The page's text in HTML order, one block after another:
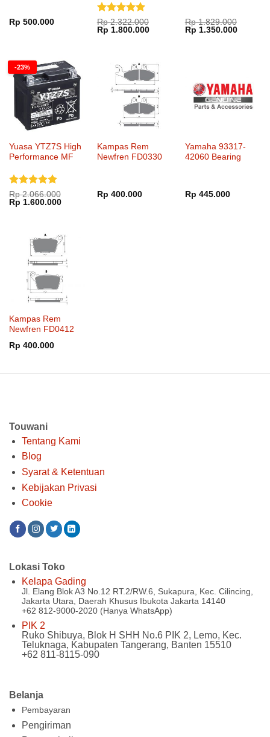
Rp 500.000 Dinilai5
dari 5
Rp2.322.000
Harga
aslinya
Rp 1.800.000Harga
Rp1.829.000
Harga
aslinya
Rp 1.350.000Harga
-23%
Yuasa YTZ7S High
Performance MF
Dinilai5
dari 5
Rp2.066.000
Harga
aslinya
Rp 1.600.000Harga
Rp 1.600.000.
Kampas Rem
Newfren FD0330
Rp 400.000
Yamaha 93317-
42060 Bearing
Rp 445.000
Kampas Rem
Newfren FD0412
Rp 400.000
Touwani
Tentang Kami
Blog
Syarat & Ketentuan
Kebijakan Privasi
Cookie
Belanja
Pembayaran
Pengiriman
Lokasi Toko
Kelapa Gading
Jl. Elang Blok A3 No.12 RT.2/RW.6, Sukapura, Kec. Cilincing,
Jakarta Utara, Daerah Khusus Ibukota Jakarta 14140
+62 812-9000-2020 (Hanya WhatsApp)
PIK 2
Ruko Shibuya, Blok H SHH No.6 PIK 2, Lemo, Kec.
Teluknaga, Kabupaten Tangerang, Banten 15510
+62 811-8115-090